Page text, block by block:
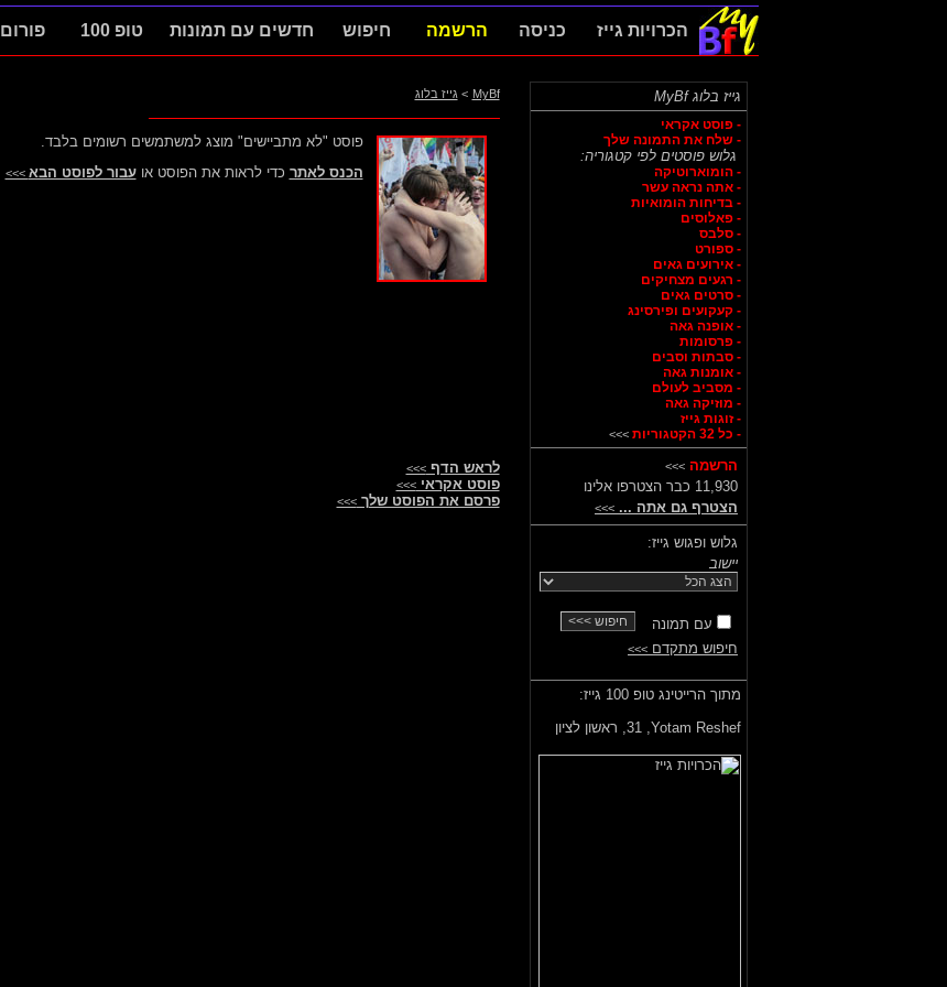
הכרויות גייז כניסה הרשמה חיפוש חדשים עם תמונות טופ 100 פורום
גייז בלוג MyBf
- פוסט אקראי
- שלח את התמונה שלך
גלוש פוסטים לפי קטגוריה:
- הומוארוטיקה
- אתה נראה עשר
- בדיחות הומואיות
- פאלוסים
- סלבס
- ספורט
- אירועים גאים
- רגעים מצחיקים
- סרטים גאים
- קעקועים ופירסינג
- אופנה גאה
- פרסומות
- סבתות וסבים
- אומנות גאה
- מסביב לעולם
- מוזיקה גאה
- זוגות גייז
- כל 32 הקטגוריות
>>>
הרשמה >>>
11,930 כבר הצטרפו אלינו
הצטרף גם אתה ... >>>
גלוש ופגוש גייז:
יישוב
עם תמונה
חיפוש מתקדם >>>
מתוך הרייטינג טופ 100 גייז:
Yotam Reshef, 31, ראשון לציון
MyBf
> גייז בלוג
פוסט "לא מתביישים" מוצג למשתמשים רשומים בלבד.
הכנס לאתר כדי לראות את הפוסט אועבור לפוסט הבא >>>
לראש הדף>>>
פוסט אקראי>>>
פרסם את הפוסט שלך>>>